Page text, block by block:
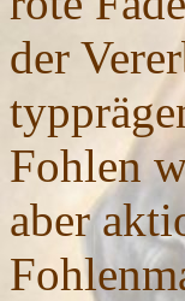
der
Fohlen
aber